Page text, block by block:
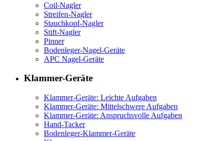
Coil-Nagler
Streifen-Nagler
Stauchkopf-Nagler
Stift-Nagler
Pinner
Bodenleger-Nagel-Geräte
APC Nagel-Geräte
Klammer-Geräte
Klammer-Geräte: Leichte Aufgaben
Klammer-Geräte: Mittelschwere Aufgaben
Klammer-Geräte: Anspruchsvolle Aufgaben
Hand-Tacker
Bodenleger-Klammer-Geräte